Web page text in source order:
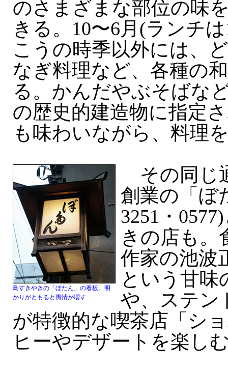
のさまざまな部位の味
きる。10〜6月(ランチ
こうの時季以外には、
なぎ料理など、各種の
る。かんだやぶそばな
の歴史的建造物に指定
も味わいながら、料理
鳥すきやきの「ぼたん」の看板。明
かりがともると風情が増す
その同じ
創業の「ぼ
3251・
きの店も。
作家の池波
という甘味
や、ステン
が特徴的な喫茶店「シ
ヒーやデザートを楽し